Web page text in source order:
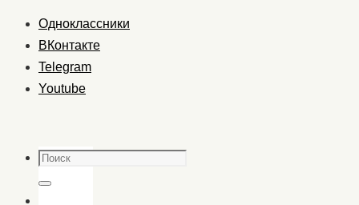
Одноклассники
ВКонтакте
Telegram
Youtube
Поиск
Поиск